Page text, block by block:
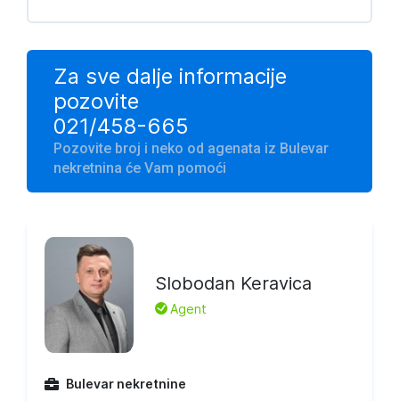
Za sve dalje informacije
pozovite
021/458-665
Pozovite broj i neko od agenata iz Bulevar
nekretnina će Vam pomoći
Slobodan Keravica
L Agent
Bulevar nekretnine